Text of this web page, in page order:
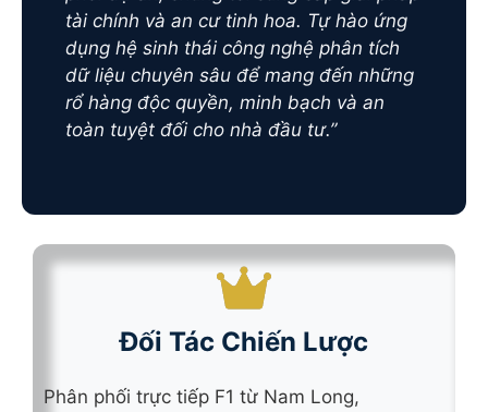
tài chính và an cư tinh hoa. Tự hào ứng
dụng hệ sinh thái công nghệ phân tích
dữ liệu chuyên sâu để mang đến những
rổ hàng độc quyền, minh bạch và an
toàn tuyệt đối cho nhà đầu tư.”
Đối Tác Chiến Lược
Phân phối trực tiếp F1 từ Nam Long,